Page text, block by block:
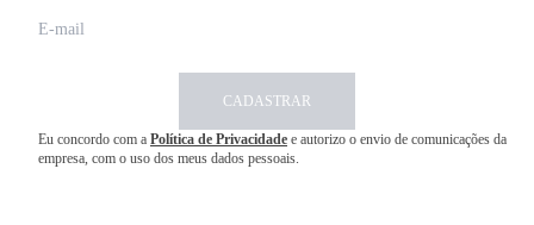
CADASTRAR
Eu concordo com a Política de Privacidade e autorizo o envio de comunicações da
empresa, com o uso dos meus dados pessoais.